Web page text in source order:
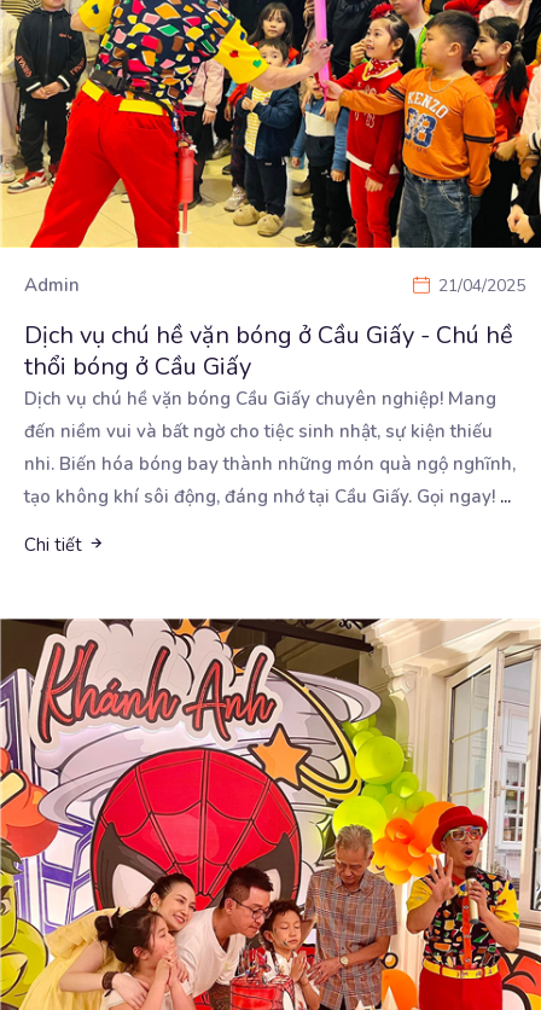
Admin 21/04/2025
Dịch vụ chú hề vặn bóng ở Cầu Giấy - Chú hề
thổi bóng ở Cầu Giấy
Dịch vụ chú hề vặn bóng Cầu Giấy chuyên nghiệp! Mang
đến niềm vui và bất ngờ cho tiệc sinh nhật, sự kiện thiếu
nhi. Biến hóa bóng bay thành những món quà ngộ nghĩnh,
tạo không khí sôi động, đáng nhớ tại Cầu Giấy. Gọi ngay! ...
Chi tiết